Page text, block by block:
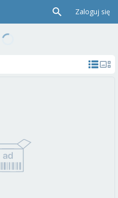
Zaloguj się